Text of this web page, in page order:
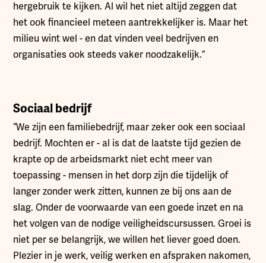
hergebruik te kijken. Al wil het niet altijd zeggen dat
het ook financieel meteen aantrekkelijker is. Maar het
milieu wint wel - en dat vinden veel bedrijven en
organisaties ook steeds vaker noodzakelijk.”
Sociaal bedrijf
“We zijn een familiebedrijf, maar zeker ook een sociaal
bedrijf. Mochten er - al is dat de laatste tijd gezien de
krapte op de arbeidsmarkt niet echt meer van
toepassing - mensen in het dorp zijn die tijdelijk of
langer zonder werk zitten, kunnen ze bij ons aan de
slag. Onder de voorwaarde van een goede inzet en na
het volgen van de nodige veiligheidscursussen. Groei is
niet per se belangrijk, we willen het liever goed doen.
Plezier in je werk, veilig werken en afspraken nakomen,